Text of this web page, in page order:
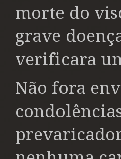
morte do
grave
verificara
Não fora